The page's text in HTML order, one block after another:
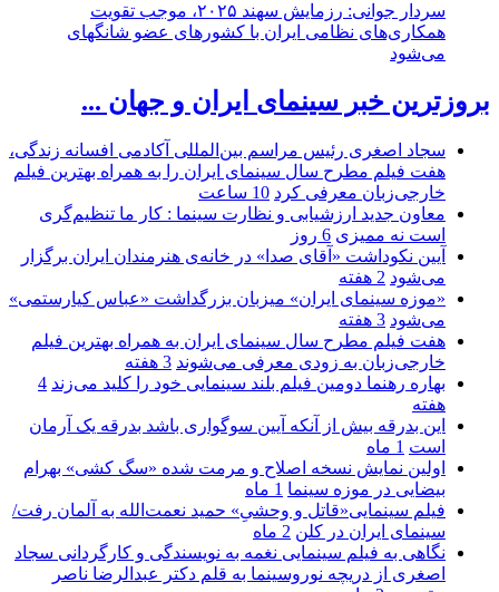
سردار جوانی: رزمایش سهند ۲۰۲۵، موجب تقویت
همکاری‌های نظامی ایران با کشور‌های عضو شانگهای
می‌شود
بروزترین خبر سینمای ایران و جهان ...
سجاد اصغری رئیس مراسم بین‌المللی آکادمی افسانه زندگی،
هفت فیلم مطرح سال سینمای ایران را به همراه بهترین فیلم
خارجی‌زبان معرفی کرد 10 ساعت
معاون جدید ارزشیابی و نظارت سینما : کار ما تنظیم‌گری
است نه ممیزی 6 روز
آیین نکوداشت «آقای صدا» در خانه‌ی هنرمندان ایران برگزار
می‌شود 2 هفته
«موزه سینمای ایران» میزبان بزرگداشت «عباس کیارستمی»
می‌شود 3 هفته
هفت فیلم مطرح سال سینمای ایران به همراه بهترین فیلم
خارجی‌زبان به زودی معرفی می‌شوند 3 هفته
بهاره رهنما دومین فیلم بلند سینمایی خود را کلید می‌زند 4
هفته
این بدرقه بیش از آنکه آیین سوگواری باشد بدرقه یک آرمان
است 1 ماه
اولین نمایش نسخه اصلاح و مرمت شده «سگ کشی» بهرام
بیضایی در موزه سینما 1 ماه
فیلم سینمایی«قاتل و وحشیِ» حمید نعمت‌الله به آلمان رفت/
سینمای ایران در کلن 2 ماه
نگاهی به فیلم سینمایی نغمه به نویسندگی و کارگردانی سجاد
اصغری از دریچه نوروسینما به قلم دکتر عبدالرضا ناصر